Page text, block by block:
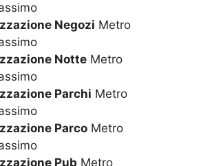
Negozi Metro
Notte Metro
Parchi Metro
Parco Metro
Pub Metro